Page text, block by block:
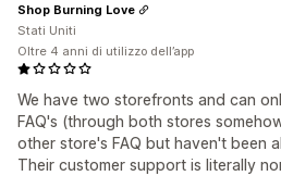
We have two storefronts and can
FAQ's (through both stores
other store's FAQ but haven't been
Their customer support is literally
Shop Burning Love
Stati Uniti
Oltre 4 anni di utilizzo dell’app